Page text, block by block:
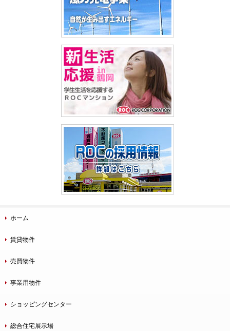
ホーム
賃貸物件
売買物件
事業用物件
ショッピングセンター
総合住宅展示場